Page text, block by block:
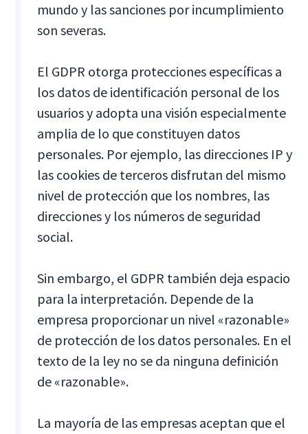
mundo y las sanciones por incumplimiento
son severas.
El GDPR otorga protecciones específicas a
los datos de identificación personal de los
usuarios y adopta una visión especialmente
amplia de lo que constituyen datos
personales. Por ejemplo, las direcciones IP y
las cookies de terceros disfrutan del mismo
nivel de protección que los nombres, las
direcciones y los números de seguridad
social.
Sin embargo, el GDPR también deja espacio
para la interpretación. Depende de la
empresa proporcionar un nivel «razonable»
de protección de los datos personales. En el
texto de la ley no se da ninguna definición
de «razonable».
La mayoría de las empresas aceptan que el